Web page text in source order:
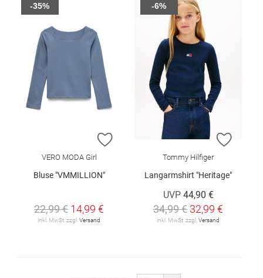
ZUR WUNSCHLISTE HINZUFÜGEN
VERO MODA Girl
Bluse "VMMILLION"
22,99 € 14,99 €
inkl. MwSt. zzgl.Versand
-35%
ZUR
Tommy Hilfiger
Langarmshirt "Heritage"
UVP 44,90 €
34,99 € 32,99 €
inkl. MwSt. zzgl.Versand
-6%